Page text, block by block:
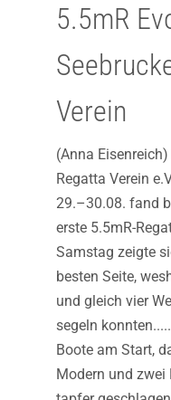
5.5mR
Verein
(Anna
Regatta Verein
29.–30.08. fand
erste 5.5mR-
Samstag zeigte
besten Seite,
und gleich vier
segeln
Boote am Start,
Modern und zwei